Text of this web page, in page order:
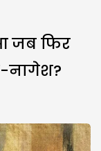
जब फिर